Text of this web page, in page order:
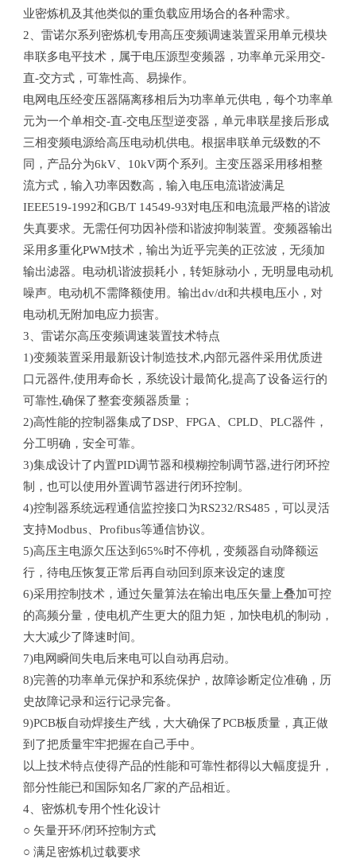
业密炼机及其他类似的重负载应用场合的各种需求。
2、雷诺尔系列密炼机专用高压变频调速装置采用单元模块
串联多电平技术，属于电压源型变频器，功率单元采用交-
直-交方式，可靠性高、易操作。
电网电压经变压器隔离移相后为功率单元供电，每个功率单
元为一个单相交-直-交电压型逆变器，单元串联星接后形成
三相变频电源给高压电动机供电。根据串联单元级数的不
同，产品分为6kV、10kV两个系列。主变压器采用移相整
流方式，输入功率因数高，输入电压电流谐波满足
IEEE519-1992和GB/T 14549-93对电压和电流最严格的谐波
失真要求。无需任何功因补偿和谐波抑制装置。变频器输出
采用多重化PWM技术，输出为近乎完美的正弦波，无须加
输出滤器。电动机谐波损耗小，转矩脉动小，无明显电动机
噪声。电动机不需降额使用。输出dv/dt和共模电压小，对
电动机无附加电应力损害。
3、雷诺尔高压变频调速装置技术特点
1)变频装置采用最新设计制造技术,内部元器件采用优质进
口元器件,使用寿命长，系统设计最简化,提高了设备运行的
可靠性,确保了整套变频器质量；
2)高性能的控制器集成了DSP、FPGA、CPLD、PLC器件，
分工明确，安全可靠。
3)集成设计了内置PID调节器和模糊控制调节器,进行闭环控
制，也可以使用外置调节器进行闭环控制。
4)控制器系统远程通信监控接口为RS232/RS485，可以灵活
支持Modbus、Profibus等通信协议。
5)高压主电源欠压达到65%时不停机，变频器自动降额运
行，待电压恢复正常后再自动回到原来设定的速度
6)采用控制技术，通过矢量算法在输出电压矢量上叠加可控
的高频分量，使电机产生更大的阻力矩，加快电机的制动，
大大减少了降速时间。
7)电网瞬间失电后来电可以自动再启动。
8)完善的功率单元保护和系统保护，故障诊断定位准确，历
史故障记录和运行记录完备。
9)PCB板自动焊接生产线，大大确保了PCB板质量，真正做
到了把质量牢牢把握在自己手中。
以上技术特点使得产品的性能和可靠性都得以大幅度提升，
部分性能已和国际知名厂家的产品相近。
4、密炼机专用个性化设计
○ 矢量开环/闭环控制方式
○ 满足密炼机过载要求